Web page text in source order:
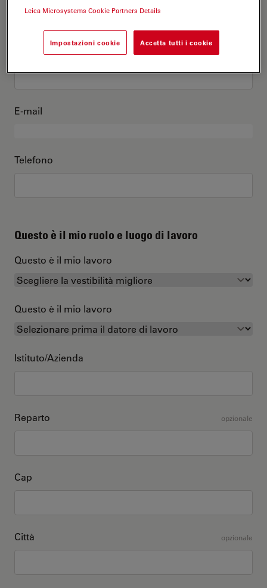
Cognome
E-mail
Telefono
Questo è il mio ruolo e luogo di lavoro
Questo è il mio lavoro
Questo è il mio lavoro
Istituto/Azienda
Reparto opzionale
Cap
Città opzionale
Leica Microsystems Cookie Partners Details
Impostazioni cookie Accetta tutti i cookie